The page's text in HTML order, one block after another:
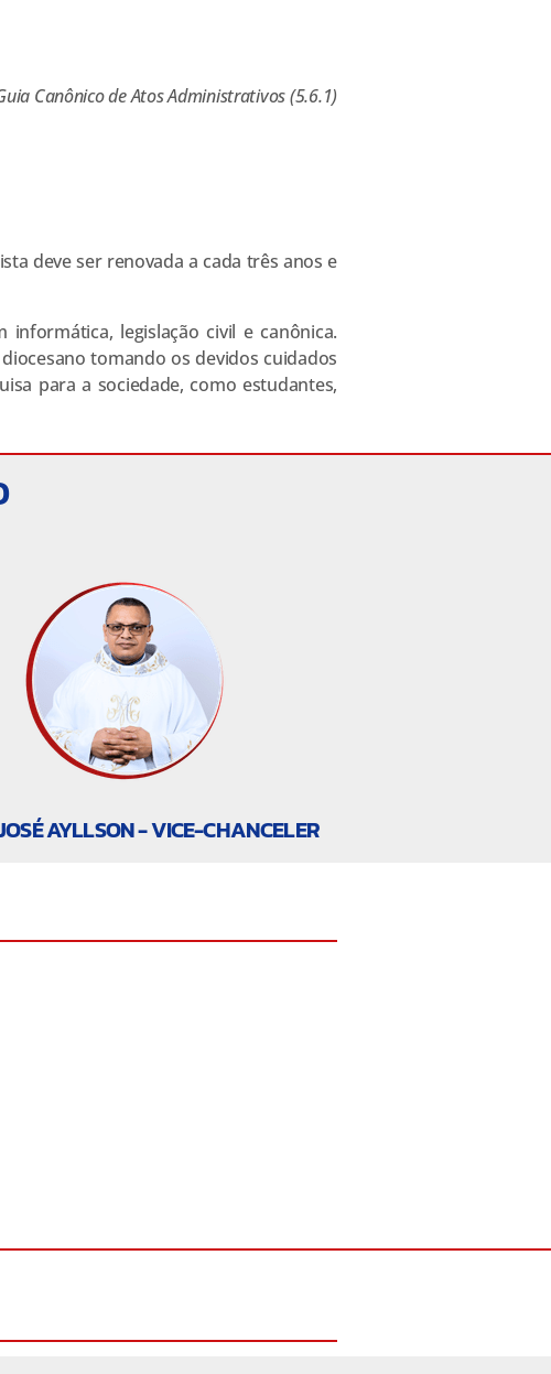
Canônico de Atos Administrativos (5.6.1)
deve ser renovada a cada três anos e
legislação civil e canônica.
tomando os devidos cuidados
para a sociedade, como estudantes,
AYLLSON - VICE-CHANCELER